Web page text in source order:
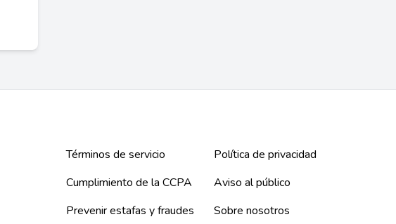
Términos de servicio
Política de privacidad
Cumplimiento de la CCPA
Aviso al público
Prevenir estafas y fraudes
Sobre nosotros